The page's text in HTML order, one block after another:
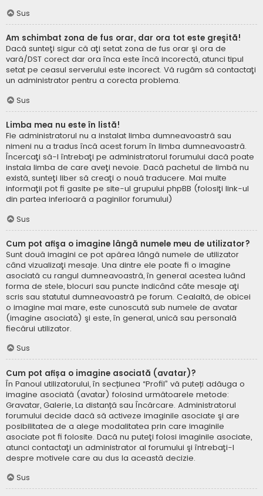
Sus
Am schimbat zona de fus orar, dar ora tot este greşită!
Dacă sunteţi sigur că aţi setat zona de fus orar şi ora de
vară/DST corect dar ora înca este încă incorectă, atunci tipul
setat pe ceasul serverului este incorect. Vă rugăm să contactaţi
un administrator pentru a corecta problema.
Sus
Limba mea nu este în listă!
Fie administratorul nu a instalat limba dumneavoastră sau
nimeni nu a tradus încă acest forum în limba dumneavoastră.
Încercaţi să-l întrebaţi pe administratorul forumului dacă poate
instala limba de care aveţi nevoie. Dacă pachetul de limbă nu
există, sunteţi liber să creaţi o nouă traducere. Mai multe
informaţii pot fi gasite pe site-ul grupului phpBB (folosiţi link-ul
din partea inferioară a paginilor forumului)
Sus
Cum pot afişa o imagine lângă numele meu de utilizator?
Sunt două imagini ce pot apărea lângă numele de utilizator
când vizualizaţi mesaje. Una dintre ele poate fi o imagine
asociată cu rangul dumneavoastră, în general acestea luând
forma de stele, blocuri sau puncte indicând câte mesaje aţi
scris sau statutul dumneavoastră pe forum. Cealaltă, de obicei
o imagine mai mare, este cunoscută sub numele de avatar
(imagine asociată) şi este, în general, unică sau personală
fiecărui utilizator.
Sus
Cum pot afișa o imagine asociată (avatar)?
În Panoul utilizatorului, în secțiunea “Profil” vă puteți adăuga o
imagine asociată (avatar) folosind următoarele metode:
Gravatar, Galerie, La distanță sau Încărcare. Administratorul
forumului decide dacă să activeze imaginile asociate şi are
posibilitatea de a alege modalitatea prin care imaginile
asociate pot fi folosite. Dacă nu puteţi folosi imaginile asociate,
atunci contactaţi un administrator al forumului şi întrebaţi-l
despre motivele care au dus la această decizie.
Sus